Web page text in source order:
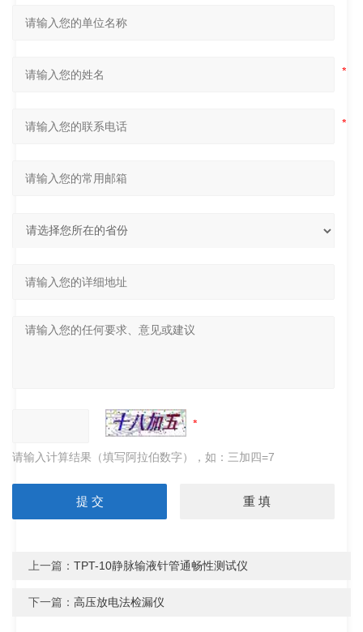
请输入计算结果（填写阿拉伯数字），如：三加四=7
上一篇：TPT-10静脉输液针管通畅性测试仪
下一篇：高压放电法检漏仪